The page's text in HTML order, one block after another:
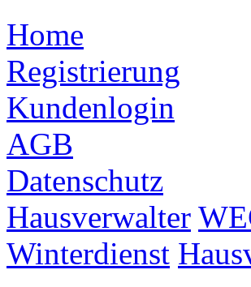
Home
Registrierung
Kundenlogin
AGB
Datenschutz
Hausverwalter
Winterdienst